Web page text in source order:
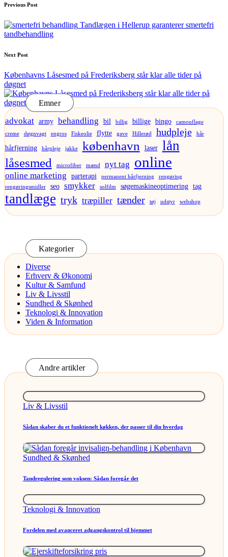
Post
navigation
Previous Post
Tandlægen i Hellerup garanterer smertefri
tandbehandling
Next Post
Københavns Låsesmed på Frederiksberg står klar alle tider på
døgnet
Emner
advokat army behandling bil billig billige bingo camouflage
creme døgnvagt engros Fiskeolie flytte gave Hillerød hudpleje hår
hårfjerning hårpleje jakke københavn laser lån
låsesmed microfiber mænd nyt tag online
online marketing parterapi permanent hårfjerning
rengøring
rengøringsmidler
seo smykker solfilm søgemaskineoptimering tag
tandlæge tryk træpiller tænder tøj udstyr webshop
Kategorier
Diverse
Erhverv & Økonomi
Kultur & Samfund
Liv & Livsstil
Sundhed & Skønhed
Teknologi & Innovation
Viden & Information
Andre artikler
Posted
Liv & Livsstil
Sådan skaber du et funktionelt køkken, der passer til din hverdag
Posted
Sundhed & Skønhed
Tandregulering som voksen: Sådan foregår det
Posted
Teknologi & Innovation
Fordelen med avanceret adgangskontrol til hjemmet